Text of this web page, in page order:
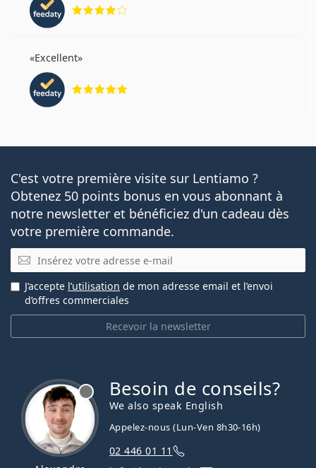
Excellent
C'est votre première visite sur Lentiamo ?
Obtenez 50 points bonus en vous abonnant à
notre newsletter et bénéficiez d'un cadeau dès
votre première commande.
E-mail
Recevoir la newsletter
J’accepte l’utilisation de mon adresse email et l’envoi
d’offres commerciales
Besoin de conseils?
We also speak English
Appelez-nous (Lun-Ven 8h30-16h)
02 446 01 11